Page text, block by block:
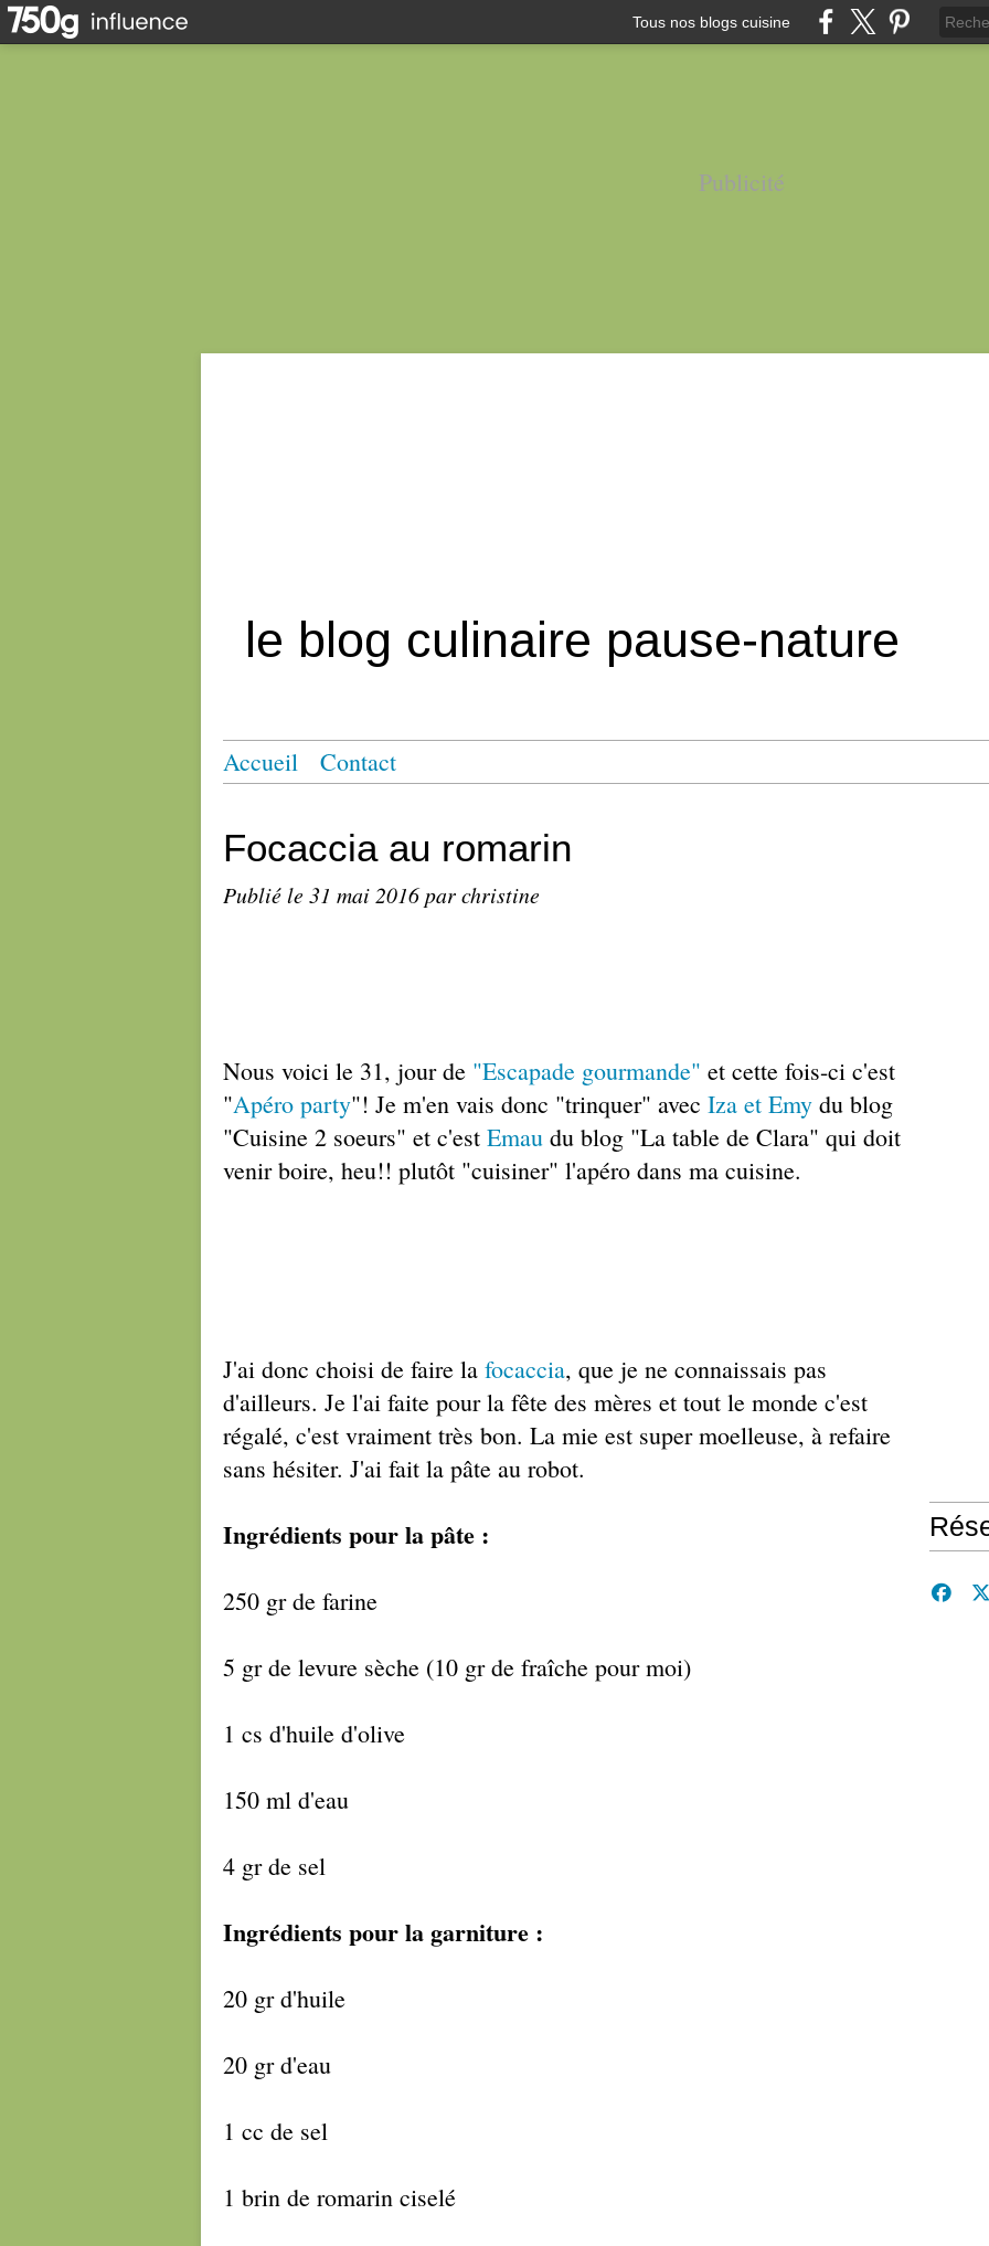
Tous nos blogs cuisine
Publicité
le blog culinaire pause-nature
Accueil Contact
Focaccia au romarin
Publié le 31 mai 2016par christine
Nous voici le 31, jour de "Escapade gourmande" et cette fois-ci c'est
"Apéro party"! Je m'en vais donc "trinquer" avec Iza et Emy du blog
"Cuisine 2 soeurs" et c'est Emau du blog "La table de Clara" qui doit
venir boire, heu!! plutôt "cuisiner" l'apéro dans ma cuisine.
J'ai donc choisi de faire la focaccia, que je ne connaissais pas
d'ailleurs. Je l'ai faite pour la fête des mères et tout le monde c'est
régalé, c'est vraiment très bon. La mie est super moelleuse, à refaire
sans hésiter. J'ai fait la pâte au robot.
Ingrédients pour la pâte :
250 gr de farine
5 gr de levure sèche (10 gr de fraîche pour moi)
1 cs d'huile d'olive
150 ml d'eau
4 gr de sel
Ingrédients pour la garniture :
20 gr d'huile
20 gr d'eau
1 cc de sel
1 brin de romarin ciselé